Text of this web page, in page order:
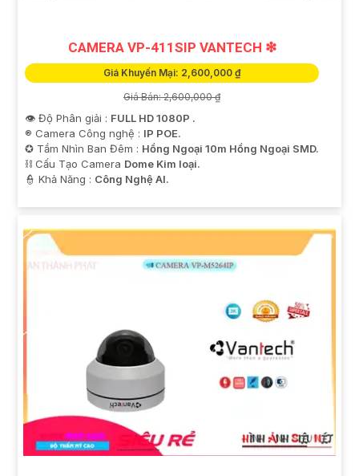
CAMERA VP-411SIP VANTECH ❇
Giá Khuyến Mại: 2,600,000 ₫
Giá Bán: 2,600,000 ₫
👁 Độ Phân giải : FULL HD 1080P .
®️ Camera Công nghệ : IP POE.
✪ Tầm Nhìn Ban Đêm : Hồng Ngoại 10m Hồng Ngoại SMD.
⛓ Cấu Tạo Camera Dome Kim loại.
️👮 Khả Năng : Công Nghệ AI.